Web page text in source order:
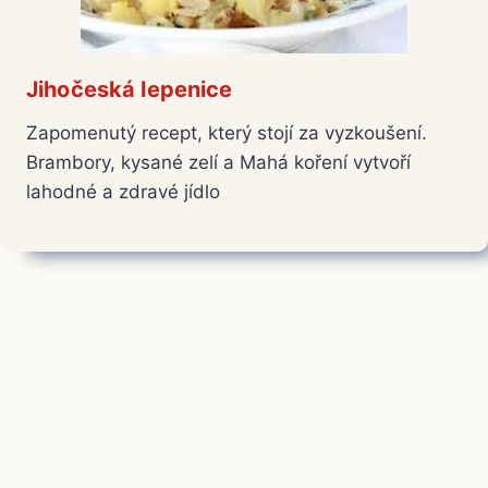
Jihočeská lepenice
Zapomenutý recept, který stojí za vyzkoušení.
Brambory, kysané zelí a Mahá koření vytvoří
lahodné a zdravé jídlo